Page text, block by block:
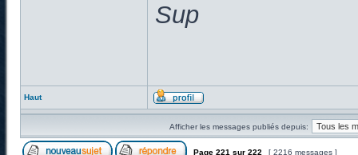
Sup
Haut
Afficher les messages publiés depuis:
Page 221 sur 222 [ 2216 messages ]